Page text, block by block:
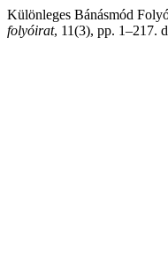
Különleges Bánásmód
folyóirat, 11(3), pp. 1–217.